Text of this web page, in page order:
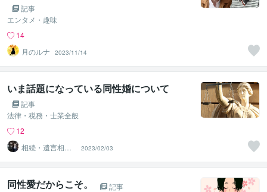
記事
エンタメ・趣味
14
月のルナ
2023/11/14
いま話題になっている同性婚について
記事
法律・税務・士業全般
12
相続・遺言相談
所
2023/02/03
同性愛だからこそ。
記事